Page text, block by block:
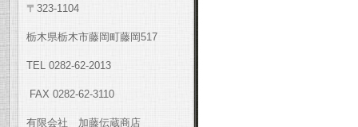
〒323-1104
栃木県栃木市藤岡町藤岡517
TEL 0282-62-2013
FAX 0282-62-3110
有限会社 加藤伝蔵商店